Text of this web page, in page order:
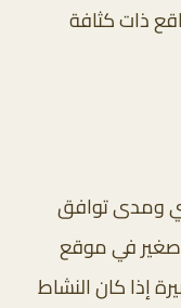
ذات كثافة
ومدى توافق
صغير في موقع
إذا كان النشاط